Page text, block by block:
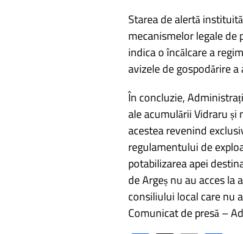
Starea de alertă
mecanismelor legale
indica o încălcare a
avizele de gospodărire a
În concluzie,
ale acumulării Vidraru și
acestea revenind
regulamentului de
potabilizarea apei
de Argeș nu au acces
consiliului local care nu
Comunicat de presă –